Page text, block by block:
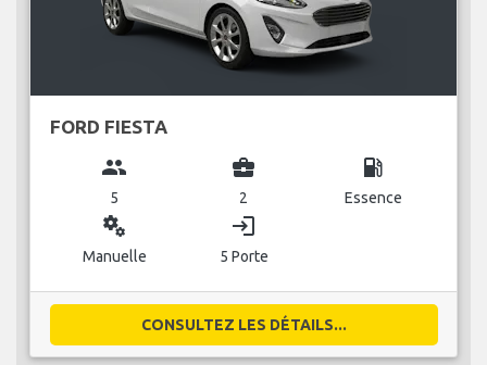
FORD FIESTA
group
5
business_center
2
local_gas_station
Essence
miscellaneous_services
Manuelle
login
5 Porte
CONSULTEZ LES DÉTAILS...